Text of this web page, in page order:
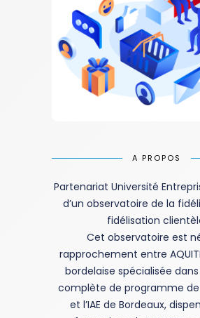
A PROPOS
Partenariat Université
d’un observatoire de la
fidélisation
Cet observatoire est
rapprochement entre
bordelaise spécialisée
complète de programme
et l’IAE de Bordeaux,